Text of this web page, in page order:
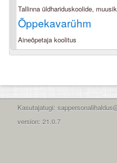
Tallinna üldhariduskoolide,
Õppekavarühm
Aineõpetaja koolitus
Kasutajatugi:
version: 21.0.7